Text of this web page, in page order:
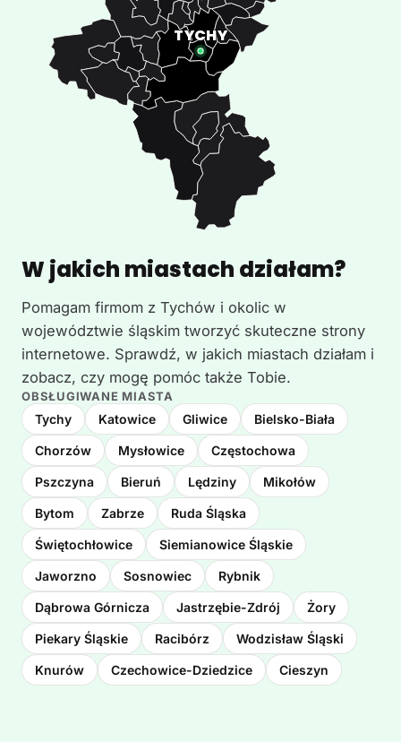
W jakich miastach działam?
Pomagam firmom z Tychów i okolic w
województwie śląskim tworzyć skuteczne strony
internetowe. Sprawdź, w jakich miastach działam i
zobacz, czy mogę pomóc także Tobie.
OBSŁUGIWANE MIASTA
Tychy Katowice Gliwice Bielsko-Biała
Chorzów Mysłowice Częstochowa
Pszczyna Bieruń Lędziny Mikołów
Bytom Zabrze Ruda Śląska
Świętochłowice Siemianowice Śląskie
Jaworzno Sosnowiec Rybnik
Dąbrowa Górnicza Jastrzębie-Zdrój Żory
Piekary Śląskie Racibórz Wodzisław Śląski
Knurów Czechowice-Dziedzice Cieszyn